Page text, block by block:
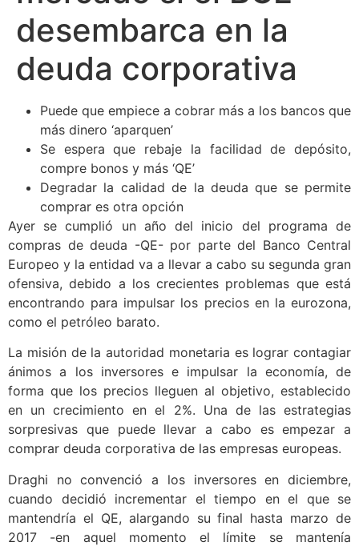
desembarca en la
deuda corporativa
Puede que empiece a cobrar más a los bancos que
más dinero ‘aparquen’
Se espera que rebaje la facilidad de depósito,
compre bonos y más ‘QE’
Degradar la calidad de la deuda que se permite
comprar es otra opción
Ayer se cumplió un año del inicio del programa de
compras de deuda -QE- por parte del Banco Central
Europeo y la entidad va a llevar a cabo su segunda gran
ofensiva, debido a los crecientes problemas que está
encontrando para impulsar los precios en la eurozona,
como el petróleo barato.
La misión de la autoridad monetaria es lograr contagiar
ánimos a los inversores e impulsar la economía, de
forma que los precios lleguen al objetivo, establecido
en un crecimiento en el 2%. Una de las estrategias
sorpresivas que puede llevar a cabo es empezar a
comprar deuda corporativa de las empresas europeas.
Draghi no convenció a los inversores en diciembre,
cuando decidió incrementar el tiempo en el que se
mantendría el QE, alargando su final hasta marzo de
2017 -en aquel momento el límite se mantenía